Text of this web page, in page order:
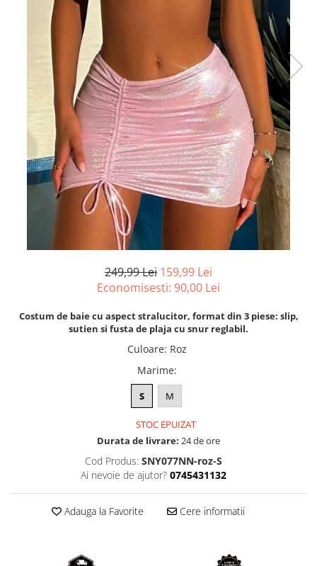
249,99 Lei 159,99 Lei
Economisesti: 90,00 Lei
Costum de baie cu aspect stralucitor, format din 3 piese: slip,
sutien si fusta de plaja cu snur reglabil.
Culoare: Roz
Marime:
S M
STOC EPUIZAT
Durata de livrare: 24 de ore
Cod Produs: SNY077NN-roz-S
Ai nevoie de ajutor? 0745431132
Adauga la Favorite Cere informatii